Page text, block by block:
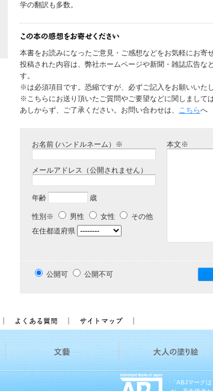
学の翻訳も多数。
本書をお読みになったご意見・ご感想などをお気軽にお寄
投稿された内容は、弊社ホームページや新聞・雑誌広告な
す。
※は必須項目です。恐縮ですが、必ずご記入をお願いいたし
※こちらにお送り頂いたご質問やご要望などに関しまして
あしからず、ご了承ください。お問い合わせは、 こちらへ
お名前 (ハンドルネーム）※
メールアドレス（公開されません）
年齢 歳
性別※ 男性 女性
その他
在住都道府県
本文※
公開可 公開不可
「ABJマーク